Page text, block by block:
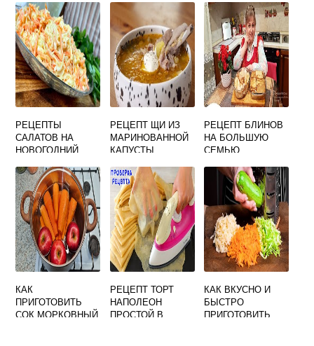
ГОВЯДИНЫ
РЕЦЕПТЫ
САЛАТОВ НА
НОВОГОДНИЙ
ФОТО
РЕЦЕПТ ЩИ ИЗ
МАРИНОВАННОЙ
КАПУСТЫ
РЕЦЕПТ БЛИНОВ
НА БОЛЬШУЮ
СЕМЬЮ
КАК
ПРИГОТОВИТЬ
СОК МОРКОВНЫЙ
РЕЦЕПТ ТОРТ
НАПОЛЕОН
ПРОСТОЙ В
КАК ВКУСНО И
БЫСТРО
ПРИГОТОВИТЬ